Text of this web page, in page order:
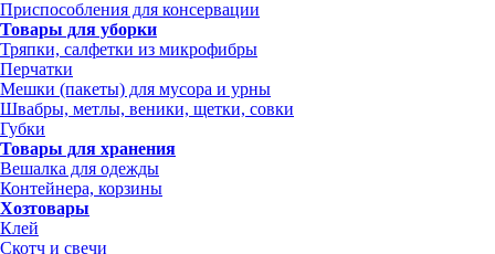
Приспособления для консервации
Товары для уборки
Тряпки, салфетки из микрофибры
Перчатки
Мешки (пакеты) для мусора и урны
Швабры, метлы, веники, щетки, совки
Губки
Товары для хранения
Вешалка для одежды
Контейнера, корзины
Хозтовары
Клей
Скотч и свечи